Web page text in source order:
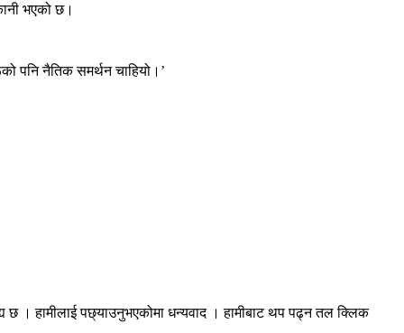
भएको छ।
पनि नैतिक समर्थन चाहियो।’
छ । हामीलाई पछ्याउनुभएकोमा धन्यवाद । हामीबाट थप पढ्न तल क्लिक